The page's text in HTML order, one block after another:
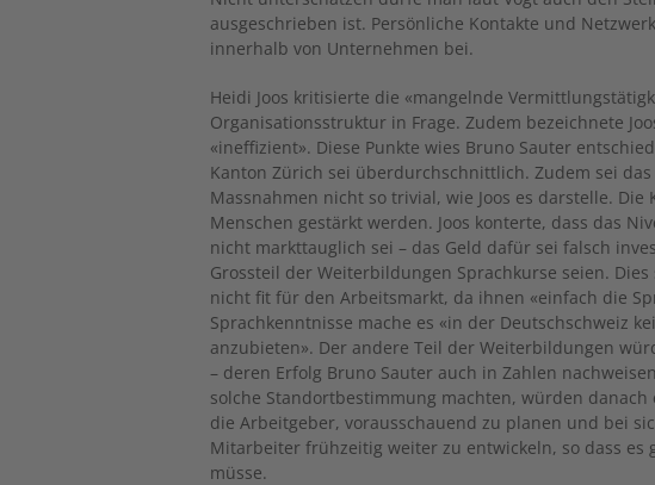
ausgeschrieben ist. Persönliche Kontakte und
innerhalb von Unternehmen bei.
Heidi Joos kritisierte die «mangelnde
Organisationsstruktur in Frage. Zudem bezeichnete
«ineffizient». Diese Punkte wies Bruno Sauter
Kanton Zürich sei überdurchschnittlich. Zudem sei
Massnahmen nicht so trivial, wie Joos es darstelle.
Menschen gestärkt werden. Joos konterte, dass das
nicht markttauglich sei – das Geld dafür sei falsch
Grossteil der Weiterbildungen Sprachkurse seien.
nicht fit für den Arbeitsmarkt, da ihnen «einfach die
Sprachkenntnisse mache es «in der Deutschschweiz
anzubieten». Der andere Teil der Weiterbildungen
– deren Erfolg Bruno Sauter auch in Zahlen
solche Standortbestimmung machten, würden
die Arbeitgeber, vorausschauend zu planen und bei
Mitarbeiter frühzeitig weiter zu entwickeln, so dass es
müsse.